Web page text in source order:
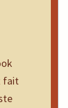
fait